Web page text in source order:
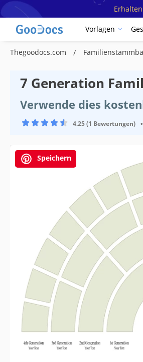
Vorlagen
Thegoodocs.com
7 Generation
Verwende dies
4.25 (1 Bewertungen) •
Speichern
Vorlagenspezifikationen
Zuletzt aktualisiert
Community
Nutzungsstatistiken
Hauptmerkmale dieser
Layout
Geeignet für.
Generationen